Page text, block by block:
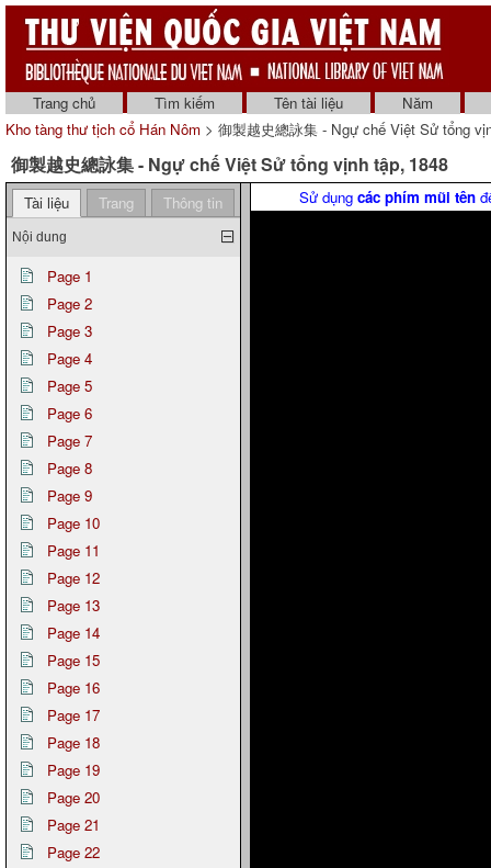
Trang chủ Tìm kiếm Tên tài liệu
Năm
Kho tàng thư tịch cổ Hán Nôm > 御製越史總詠集 - Ngự chế Việt Sử tổng
御製越史總詠集 - Ngự chế Việt Sử tổng vịnh tập, 1848
Tài liệu Trang Thông tin
Nội dung
Page 1
Page 2
Page 3
Page 4
Page 5
Page 6
Page 7
Page 8
Page 9
Page 10
Page 11
Page 12
Page 13
Page 14
Page 15
Page 16
Page 17
Page 18
Page 19
Page 20
Page 21
Page 22
Sử dụng các phím mũi tên